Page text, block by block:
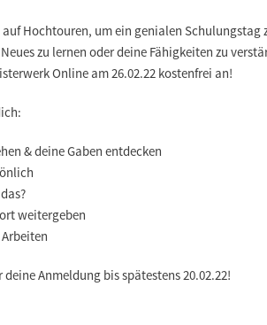
Hochtouren, um ein genialen Schulungstag
zu lernen oder deine Fähigkeiten zu
Online am 26.02.22 kostenfrei an!
& deine Gaben entdecken
weitergeben
Anmeldung bis spätestens 20.02.22!